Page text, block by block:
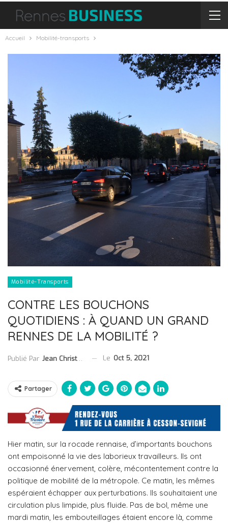
Accueil Mobilité-transports
Mobilité-Transports
CONTRE LES BOUCHONS
QUOTIDIENS : À QUAND UN GRAND
RENNES DE LA MOBILITÉ ?
Publié Par Jean Christophe Collet Le Oct 5, 2021
Partager
Hier matin, sur la rocade rennaise, d’importants bouchons
ont empoisonné la vie des laborieux travailleurs. Ils ont
occasionné énervement, colère, mécontentement contre la
politique de mobilité de la métropole. Ce matin, les mêmes
espéraient échapper aux perturbations. Ils souhaitaient une
circulation plus limpide, plus fluide. Pas de bol, même une
mardi matin, les embouteillages étaient encore là, comme